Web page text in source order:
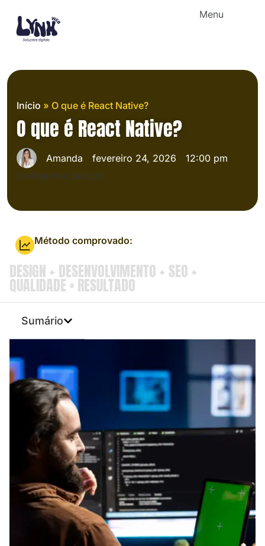
Menu
Início » O que é React Native?
O que é React Native?
Amanda fevereiro 24, 2026
12:00 pm
[categorias_badge]
Método comprovado:
DESIGN + DESENVOLVIMENTO + SEO +
QUALIDADE = RESULTADO
Sumário